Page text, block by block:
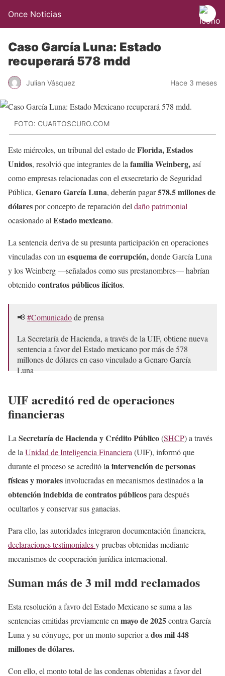
Once Noticias
Caso García Luna: Estado
recuperará 578 mdd
Julian Vásquez Hace 3 meses
FOTO: CUARTOSCURO.COM
Este miércoles, un tribunal del estado deFlorida, Estados
Unidos, resolvió que integrantes de la familia Weinberg,así
como empresas relacionadas con el exsecretario de Seguridad
Pública, Genaro García Luna, deberán pagar578.5 millones de
dólarespor concepto de reparación del daño patrimonial
ocasionado al Estado mexicano.
La sentencia deriva de su presunta participación en operaciones
vinculadas con un esquema de corrupción,donde García Luna
y los Weinberg —señalados como sus prestanombres— habrían
obtenidocontratos públicos ilícitos.
📢#Comunicadode prensa
La Secretaría de Hacienda, a través de la UIF, obtiene nueva
sentencia a favor del Estado mexicano por más de 578
millones de dólares en caso vinculado a Genaro García
Luna
de la Unidad de… pic.twitter.com/6lvpv03qM8
— Hacienda (@Hacienda_Mexico)
UIF acreditó red de operaciones
financieras
La Secretaría de Hacienda y Crédito Público(SHCP) a través
de la Unidad de Inteligencia Financiera (UIF), informó que
durante el proceso se acreditó la intervención de personas
físicas y moralesinvolucradas en mecanismos destinados a la
obtención indebida de contratos públicospara después
ocultarlos y conservar sus ganacias.
Para ello, las autoridades integraron documentación financiera,
declaraciones testimonialesy pruebas obtenidas mediante
mecanismos de cooperación jurídica internacional.
Suman más de 3 mil mdd reclamados
Esta resolución a favro del Estado Mexicano se suma a las
sentencias emitidas previamente enmayo de 2025contra García
Luna y su cónyuge, por un monto superior ados mil 448
millones de dólares.
Con ello, el monto total de las condenas obtenidas a favor del